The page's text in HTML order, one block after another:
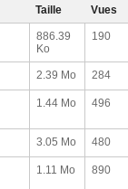
Taille Vues
886.39
Ko
190
2.39 Mo 284
1.44 Mo 496
3.05 Mo 480
1.11 Mo 890